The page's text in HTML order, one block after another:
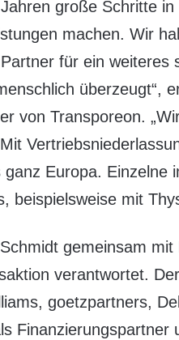
große Schritte
machen. Wir
für ein weiteres
überzeugt“,
von Transporeon.
Europa. Einzelne
beispielsweise mit
gemeinsam
verantwortet.
goetzpartners,
Finanzierungspartner